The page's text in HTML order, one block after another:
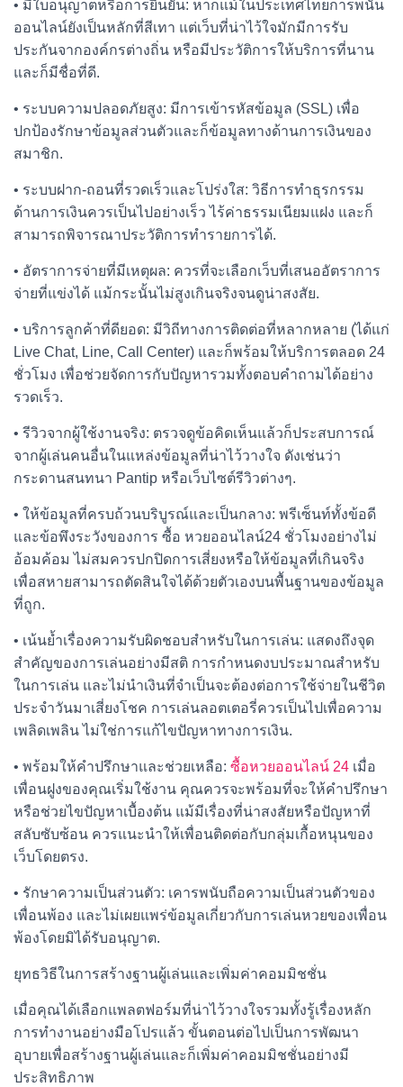
• มีใบอนุญาตหรือการยืนยัน: หากแม้ในประเทศไทยการพนัน
ออนไลน์ยังเป็นหลักที่สีเทา แต่เว็บที่น่าไว้ใจมักมีการรับ
ประกันจากองค์กรต่างถิ่น หรือมีประวัติการให้บริการที่นาน
และก็มีชื่อที่ดี.
• ระบบความปลอดภัยสูง: มีการเข้ารหัสข้อมูล (SSL) เพื่อ
ปกป้องรักษาข้อมูลส่วนตัวและก็ข้อมูลทางด้านการเงินของ
สมาชิก.
• ระบบฝาก-ถอนที่รวดเร็วและโปร่งใส: วิธีการทำธุรกรรม
ด้านการเงินควรเป็นไปอย่างเร็ว ไร้ค่าธรรมเนียมแฝง และก็
สามารถพิจารณาประวัติการทำรายการได้.
• อัตราการจ่ายที่มีเหตุผล: ควรที่จะเลือกเว็บที่เสนออัตราการ
จ่ายที่แข่งได้ แม้กระนั้นไม่สูงเกินจริงจนดูน่าสงสัย.
• บริการลูกค้าที่ดียอด: มีวิถีทางการติดต่อที่หลากหลาย (ได้แก่
Live Chat, Line, Call Center) และก็พร้อมให้บริการตลอด 24
ชั่วโมง เพื่อช่วยจัดการกับปัญหารวมทั้งตอบคำถามได้อย่าง
รวดเร็ว.
• รีวิวจากผู้ใช้งานจริง: ตรวจดูข้อคิดเห็นแล้วก็ประสบการณ์
จากผู้เล่นคนอื่นในแหล่งข้อมูลที่น่าไว้วางใจ ดังเช่นว่า
กระดานสนทนา Pantip หรือเว็บไซต์รีวิวต่างๆ.
• ให้ข้อมูลที่ครบถ้วนบริบูรณ์และเป็นกลาง: พรีเซ็นท์ทั้งข้อดี
และข้อพึงระวังของการ ซื้อ หวยออนไลน์24 ชั่วโมงอย่างไม่
อ้อมค้อม ไม่สมควรปกปิดการเสี่ยงหรือให้ข้อมูลที่เกินจริง
เพื่อสหายสามารถตัดสินใจได้ด้วยตัวเองบนพื้นฐานของข้อมูล
ที่ถูก.
• เน้นย้ำเรื่องความรับผิดชอบสำหรับในการเล่น: แสดงถึงจุด
สำคัญของการเล่นอย่างมีสติ การกำหนดงบประมาณสำหรับ
ในการเล่น และไม่นำเงินที่จำเป็นจะต้องต่อการใช้จ่ายในชีวิต
ประจำวันมาเสี่ยงโชค การเล่นลอตเตอรี่ควรเป็นไปเพื่อความ
เพลิดเพลิน ไม่ใช่การแก้ไขปัญหาทางการเงิน.
• พร้อมให้คำปรึกษาและช่วยเหลือ: ซื้อหวยออนไลน์ 24 เมื่อ
เพื่อนฝูงของคุณเริ่มใช้งาน คุณควรจะพร้อมที่จะให้คำปรึกษา
หรือช่วยไขปัญหาเบื้องต้น แม้มีเรื่องที่น่าสงสัยหรือปัญหาที่
สลับซับซ้อน ควรแนะนำให้เพื่อนติดต่อกับกลุ่มเกื้อหนุนของ
เว็บโดยตรง.
• รักษาความเป็นส่วนตัว: เคารพนับถือความเป็นส่วนตัวของ
เพื่อนพ้อง และไม่เผยแพร่ข้อมูลเกี่ยวกับการเล่นหวยของเพื่อน
พ้องโดยมิได้รับอนุญาต.
ยุทธวิธีในการสร้างฐานผู้เล่นและเพิ่มค่าคอมมิชชั่น
เมื่อคุณได้เลือกแพลตฟอร์มที่น่าไว้วางใจรวมทั้งรู้เรื่องหลัก
การทำงานอย่างมือโปรแล้ว ขั้นตอนต่อไปเป็นการพัฒนา
อุบายเพื่อสร้างฐานผู้เล่นและก็เพิ่มค่าคอมมิชชั่นอย่างมี
ประสิทธิภาพ